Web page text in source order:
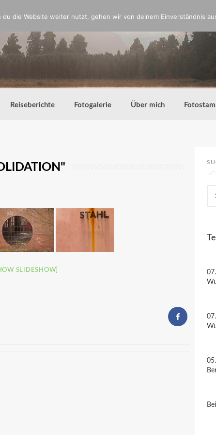
Reiseberichte Fotogalerie Über mich
SLIDESHOW]
die Website weiter nutzt, gehen wir von deinem Einverständnis